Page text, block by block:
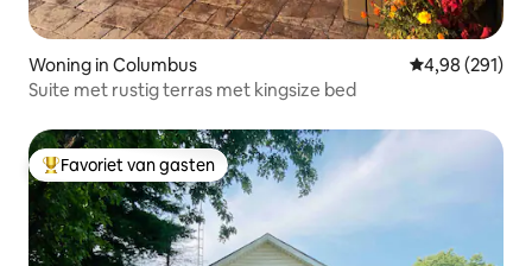
Woning in Columbus Gemiddelde
4,98 (291)
Suite met rustig terras met kingsize bed
Topfavoriet van gasten
Favoriet van gasten